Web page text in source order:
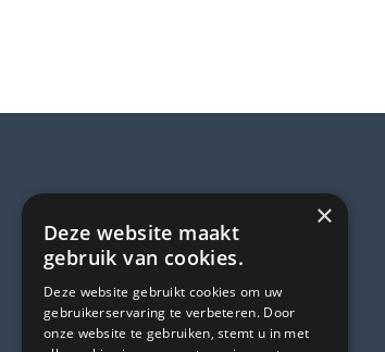
LOCATIE
8431 WE Oosterwolde
×
Deze website maakt
gebruik van cookies.
Deze website gebruikt cookies om uw
gebruikerservaring te verbeteren. Door
onze website te gebruiken, stemt u in met